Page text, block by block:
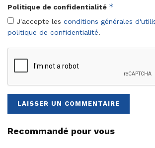
Politique de confidentialité *
J'accepte les conditions générales
politique de confidentialité.
Recommandé pour vous